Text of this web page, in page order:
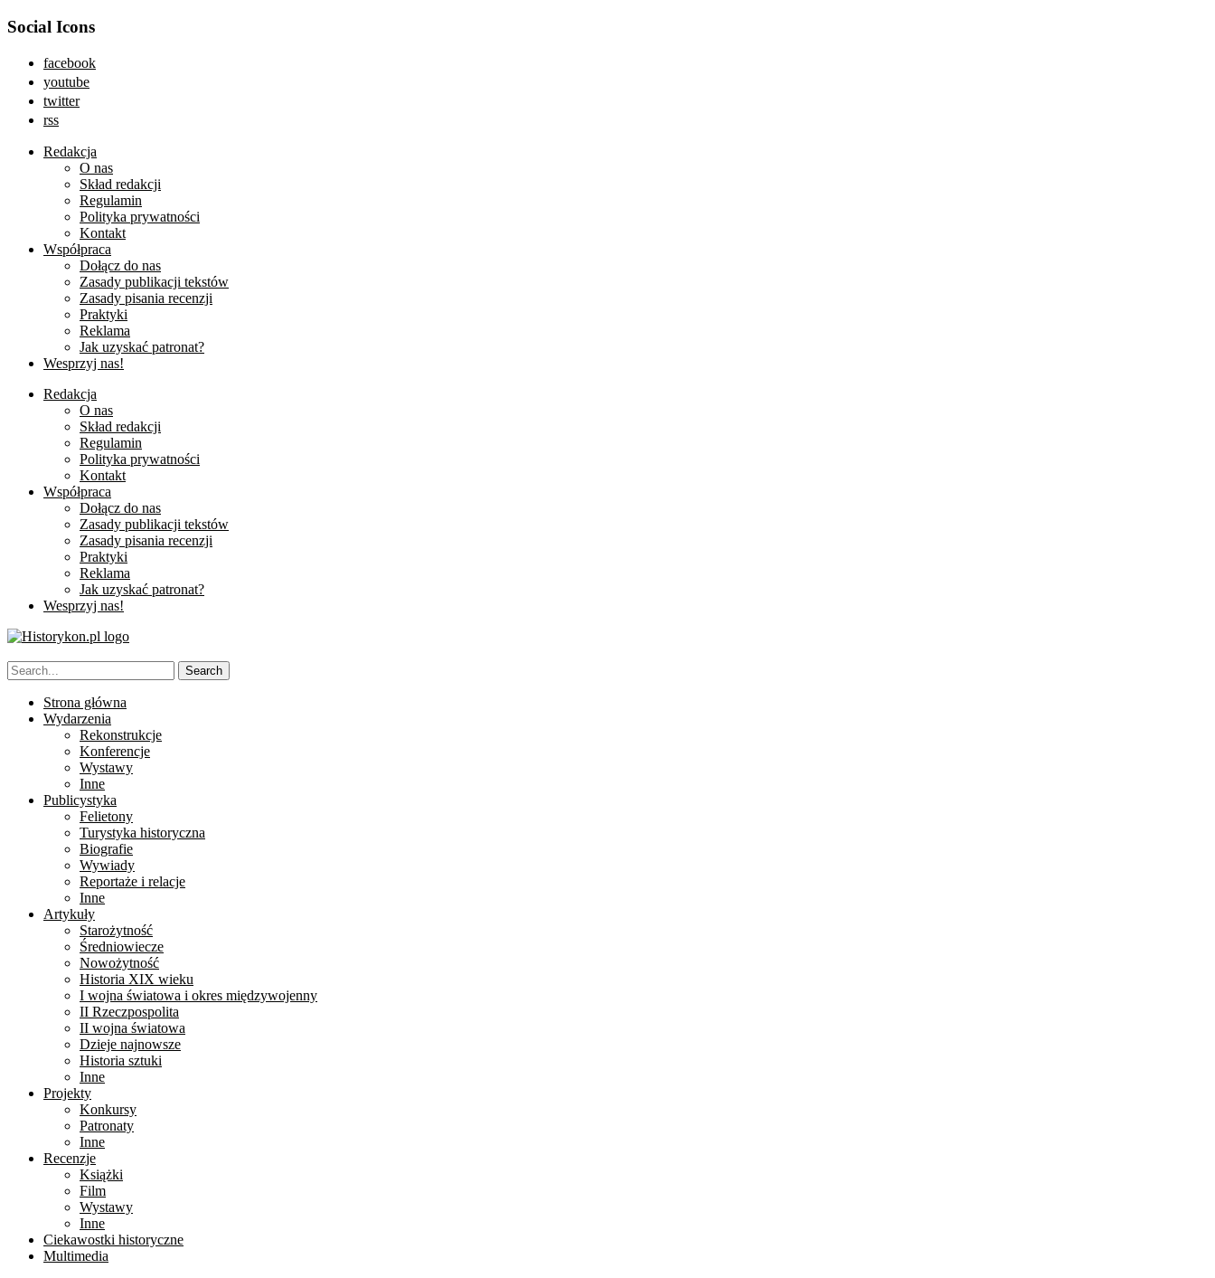
Social Icons
facebook
youtube
twitter
rss
Redakcja
O nas
Skład redakcji
Regulamin
Polityka prywatności
Kontakt
Współpraca
Dołącz do nas
Zasady publikacji tekstów
Zasady pisania recenzji
Praktyki
Reklama
Jak uzyskać patronat?
Wesprzyj nas!
Redakcja
O nas
Skład redakcji
Regulamin
Polityka prywatności
Kontakt
Współpraca
Dołącz do nas
Zasady publikacji tekstów
Zasady pisania recenzji
Praktyki
Reklama
Jak uzyskać patronat?
Wesprzyj nas!
Strona główna
Wydarzenia
Rekonstrukcje
Konferencje
Wystawy
Inne
Publicystyka
Felietony
Turystyka historyczna
Biografie
Wywiady
Reportaże i relacje
Inne
Artykuły
Starożytność
Średniowiecze
Nowożytność
Historia XIX wieku
I wojna światowa i okres międzywojenny
II Rzeczpospolita
II wojna światowa
Dzieje najnowsze
Historia sztuki
Inne
Projekty
Konkursy
Patronaty
Inne
Recenzje
Książki
Film
Wystawy
Inne
Ciekawostki historyczne
Multimedia